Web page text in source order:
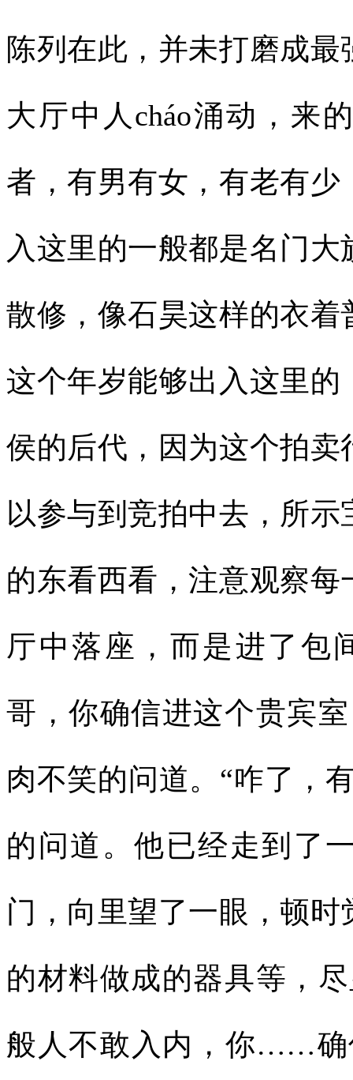
陈列在此，并未打磨成
大厅中人cháo涌动，来
者，有男有女，有老有
入这里的一般都是名门
散修，像石昊这样的衣
这个年岁能够出入这里
侯的后代，因为这个拍
以参与到竞拍中去，所
的东看西看，注意观察
厅中落座，而是进了包
哥，你确信进这个贵宾
肉不笑的问道。“咋了，
的问道。他已经走到了
门，向里望了一眼，顿
的材料做成的器具等，
般人不敢入内，你……确